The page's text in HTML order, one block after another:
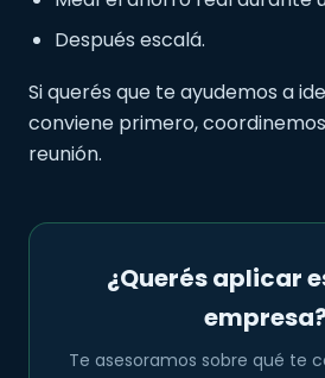
Después escalá.
Si querés que te ayudemos a
conviene primero,
reunión.
¿Querés aplicar
Te asesoramos sobre qué te